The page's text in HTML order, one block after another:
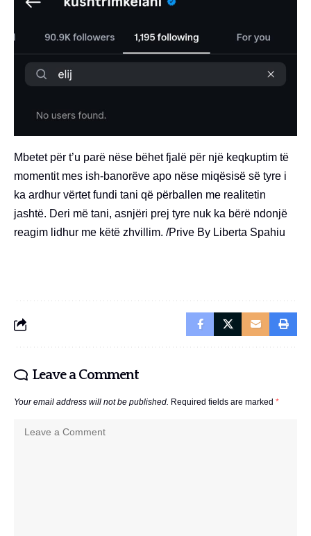
Mbetet për t’u parë nëse bëhet fjalë për një keqkuptim të
momentit mes ish-banorëve apo nëse miqësisë së tyre i
ka ardhur vërtet fundi tani që përballen me realitetin
jashtë. Deri më tani, asnjëri prej tyre nuk ka bërë ndonjë
reagim lidhur me këtë zhvillim. /Prive By Liberta Spahiu
Leave a Comment
Your email address will not be published. Required fields are marked *